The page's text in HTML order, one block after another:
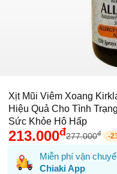
Xịt Mũi Viêm Xoang
Hiệu Quả Cho Tình
Sức Khỏe Hô Hấp
213.000đ277.000đ -
Miễn phí vận
Chiaki App